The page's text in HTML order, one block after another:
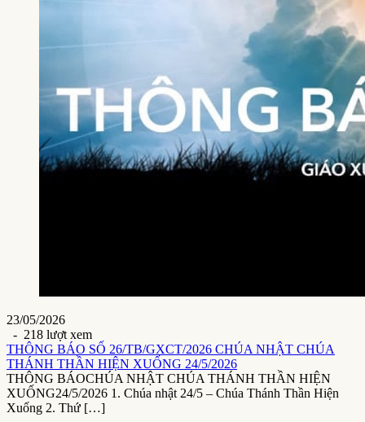
23/05/2026
- 218 lượt xem
THÔNG BÁO SỐ 26/TB/GXCT/2026 CHÚA NHẬT CHÚA
THÁNH THẦN HIỆN XUỐNG 24/5/2026
THÔNG BÁOCHÚA NHẬT CHÚA THÁNH THẦN HIỆN
XUỐNG24/5/2026 1. Chúa nhật 24/5 – Chúa Thánh Thần Hiện
Xuống 2. Thứ […]